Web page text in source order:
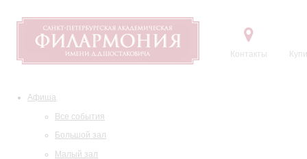
Контакты
Афиша
Все события
Большой зал
Малый зал